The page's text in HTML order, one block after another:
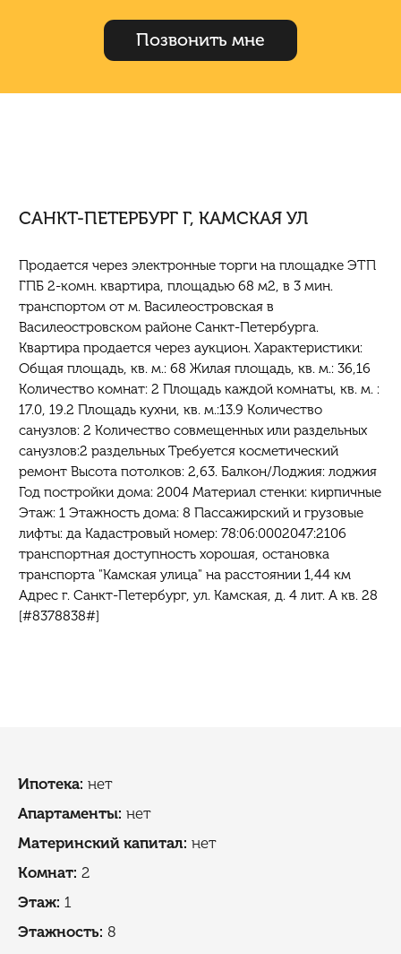
Позвонить мне
САНКТ-ПЕТЕРБУРГ Г, КАМСКАЯ УЛ
Продается через электронные торги на площадке ЭТП
ГПБ 2-комн. квартира, площадью 68 м2, в 3 мин.
транспортом от м. Василеостровская в
Василеостровском районе Санкт-Петербурга.
Квартира продается через аукцион. Характеристики:
Общая площадь, кв. м.: 68 Жилая площадь, кв. м.: 36,16
Количество комнат: 2 Площадь каждой комнаты, кв. м. :
17.0, 19.2 Площадь кухни, кв. м.:13.9 Количество
санузлов: 2 Количество совмещенных или раздельных
санузлов:2 раздельных Требуется косметический
ремонт Высота потолков: 2,63. Балкон/Лоджия: лоджия
Год постройки дома: 2004 Материал стенки: кирпичные
Этаж: 1 Этажность дома: 8 Пассажирский и грузовые
лифты: да Кадастровый номер: 78:06:0002047:2106
транспортная доступность хорошая, остановка
транспорта "Камская улица" на расстоянии 1,44 км
Адрес г. Санкт-Петербург, ул. Камская, д. 4 лит. А кв. 28
[#8378838#]
Ипотека: нет
Апартаменты: нет
Материнский капитал: нет
Комнат: 2
Этаж: 1
Этажность: 8